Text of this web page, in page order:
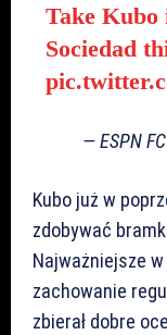
Take
Sociedad
— ESPN
Kubo już w
zdobywać
Najważniejsze
zachowanie
zbierał dobre